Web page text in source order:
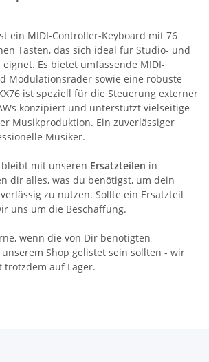
ein MIDI-Controller-Keyboard mit 76
Tasten, das sich ideal für Studio- und
Es bietet umfassende MIDI-
Modulationsräder sowie eine robuste
ist speziell für die Steuerung externer
konzipiert und unterstützt vielseitige
Musikproduktion. Ein zuverlässiger
Musiker.
bleibt mit unseren Ersatzteilen in
dir alles, was du benötigst, um dein
zu nutzen. Sollte ein Ersatzteil
uns um die Beschaffung.
wenn die von Dir benötigten
Shop gelistet sein sollten - wir
trotzdem auf Lager.